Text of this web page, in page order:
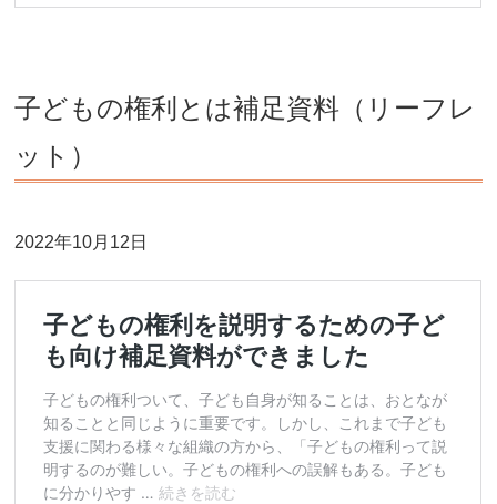
子どもの権利とは補足資料（リーフレ
ット）
2022年10月12日